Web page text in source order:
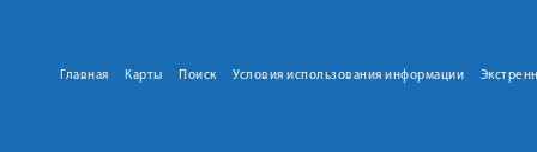
Главная Карты Поиск Условия использования информации